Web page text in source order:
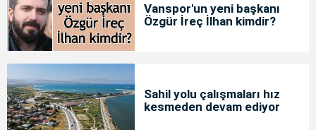
Vanspor'un yeni başkanı
Özgür İreç İlhan kimdir?
Sahil yolu çalışmaları hız
kesmeden devam ediyor